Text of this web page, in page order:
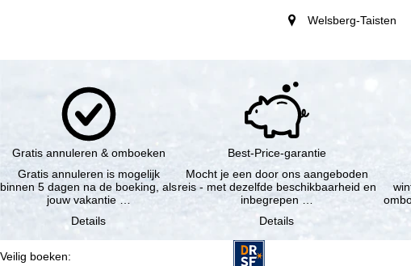
Welsberg-Taisten
Gratis annuleren & omboeken
Gratis annuleren is mogelijk
binnen 5 dagen na de boeking, als
jouw vakantie …
Details
Best-Price-garantie
Mocht je een door ons aangeboden
reis - met dezelfde beschikbaarheid en
inbegrepen …
Details
Veilig boeken: